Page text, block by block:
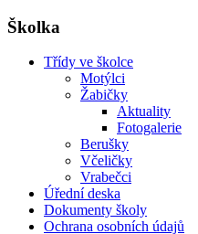
Školka
Třídy ve školce
Motýlci
Žabičky
Aktuality
Fotogalerie
Berušky
Včeličky
Vrabečci
Úřední deska
Dokumenty školy
Ochrana osobních údajů